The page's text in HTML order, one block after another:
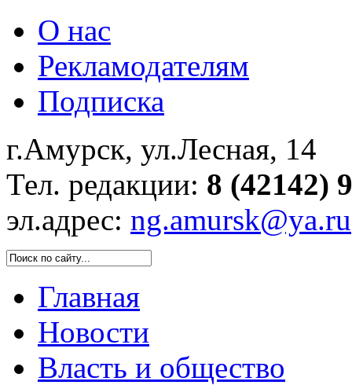
О нас
Рекламодателям
Подписка
г.Амурск, ул.Лесная, 14
Тел. редакции: 8 (42142)
эл.адрес: ng.amursk@ya.ru
Главная
Новости
Власть и общество